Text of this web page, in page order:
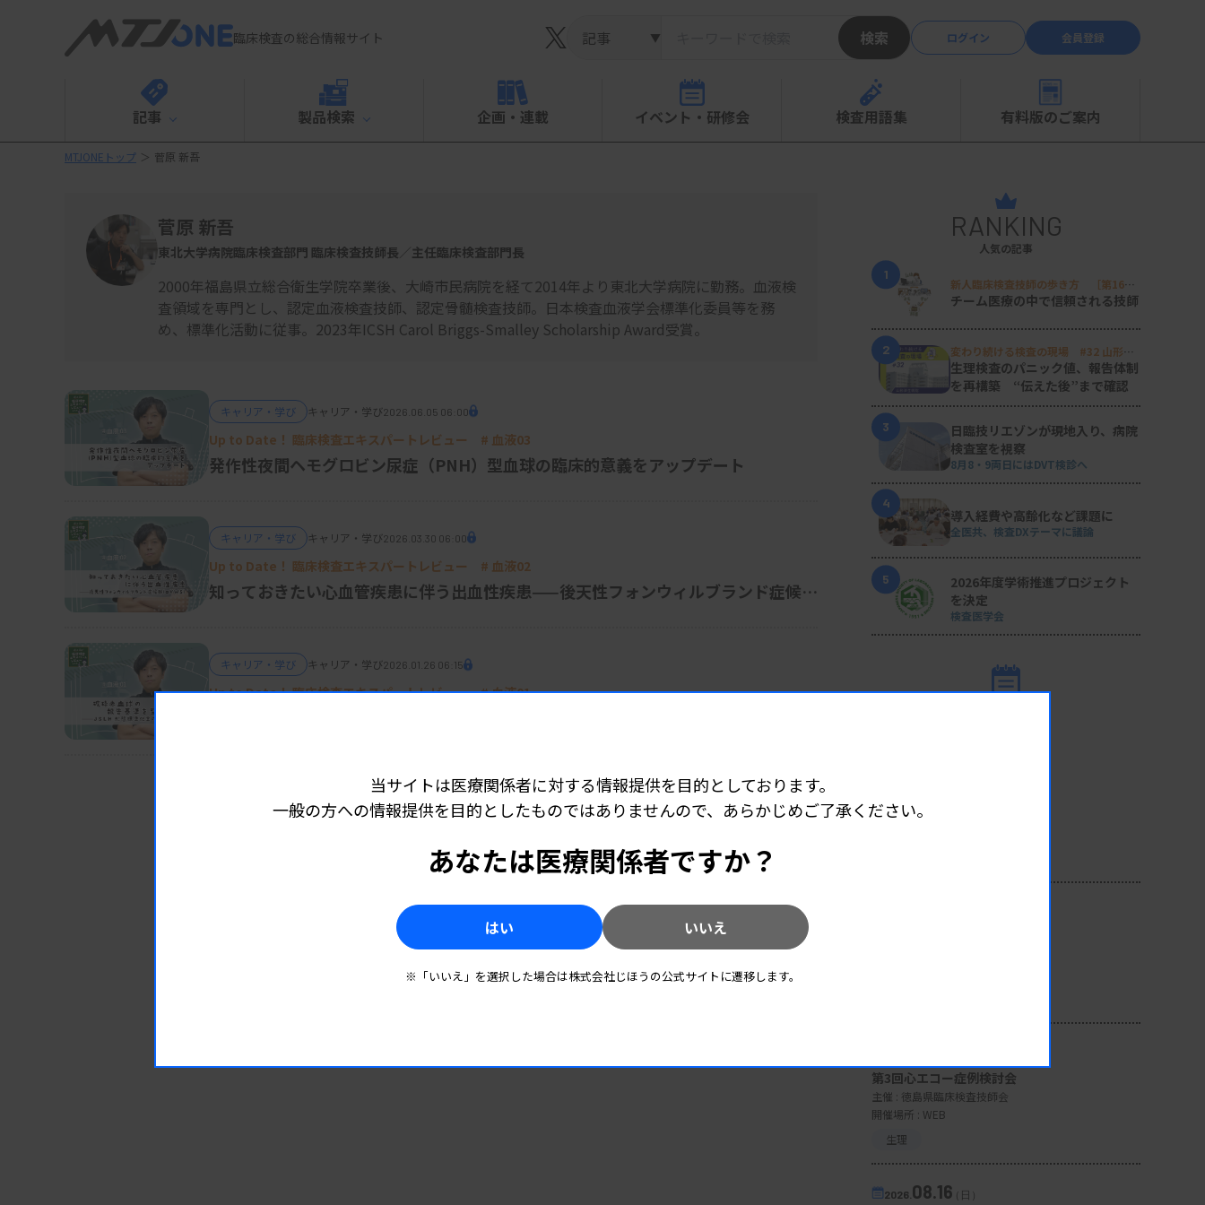
臨床検査の総合情報サイト ▼ 検索 ログイン 会員登録
記事 製品検索 企画・連載 イベント・研修会 検査用語集 有料版のご案内
MTJONEトップ ＞ 菅原 新吾
菅原 新吾
東北大学病院臨床検査部門 臨床検査技師長／主任臨床検査部門長
2000年福島県立総合衛生学院卒業後、大崎市民病院を経て2014年より東北大学病院に勤務。血液検
査領域を専門とし、認定血液検査技師、認定骨髄検査技師。日本検査血液学会標準化委員等を務
め、標準化活動に従事。2023年ICSH Carol Briggs-Smalley Scholarship Award受賞。
キャリア・学び キャリア・学び2026.06.05 06:00
Up to Date！ 臨床検査エキスパートレビュー # 血液03
発作性夜間ヘモグロビン尿症（PNH）型血球の臨床的意義をアップデート
キャリア・学び キャリア・学び2026.03.30 06:00
Up to Date！ 臨床検査エキスパートレビュー # 血液02
知っておきたい心血管疾患に伴う出血性疾患——後天性フォンウィルブランド症候群
キャリア・学び キャリア・学び2026.01.26 06:15
Up to Date！ 臨床検査エキスパートレビュー # 血液01
RANKING
人気の記事
1
新人臨床検査技師の歩き方 ［第16
回］
チーム医療の中で信頼される技師
2
変わり続ける検査の現場 #32 山形済
生病院
生理検査のパニック値、報告体制
を再構築 “伝えた後”まで確認
3
日臨技リエゾンが現地入り、病院
検査室を視察
8月8・9両日にはDVT検診へ
4
導入経費や高齢化など課題に
全医共、検査DXテーマに議論
5
2026年度学術推進プロジェクト
を決定
検査医学会
主催 : 広島県臨床検査技師会
第3回心エコー症例検討会
主催 : 徳島県臨床検査技師会
開催場所 : WEB
生理
2026. 08.16（日）
当サイトは医療関係者に対する情報提供を目的としております。
一般の方への情報提供を目的としたものではありませんので、あらかじめご了承ください。
あなたは医療関係者ですか？
はい いいえ
※「いいえ」を選択した場合は株式会社じほうの公式サイトに遷移します。